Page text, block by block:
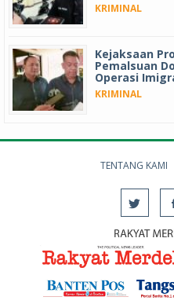
KRIMINAL
Kejaksaan
Pemalsuan
Operasi
KRIMINAL
TENTANG KAMI